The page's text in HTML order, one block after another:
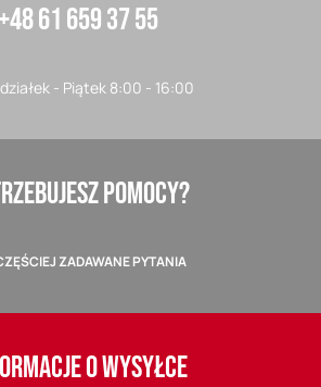
+48 61 659 37 55
- Piątek 8:00 - 16:00
POMOCY?
ZADAWANE PYTANIA
O WYSYŁCE